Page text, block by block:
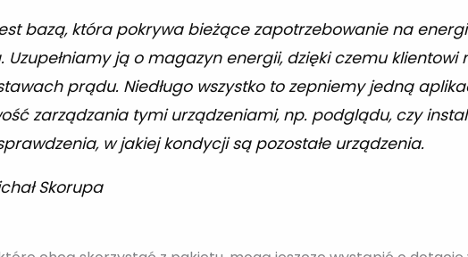
bazą, która pokrywa bieżące zapotrzebowanie na
Uzupełniamy ją o magazyn energii, dzięki czemu klientowi
prądu. Niedługo wszystko to zepniemy jedną
zarządzania tymi urządzeniami, np. podglądu, czy
w jakiej kondycji są pozostałe urządzenia.
Skorupa